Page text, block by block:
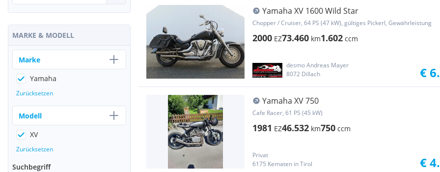
Yamaha XV 1600 Wild Star
Chopper / Cruiser, 64 PS (47 kW), gültiges Pickerl, Gewährleistung
2000 EZ73.460 km1.602 ccm
desmo Andreas Mayer
8072 Dillach
€
Yamaha XV 750
Cafe Racer, 61 PS (45 kW)
1981 EZ46.532 km750 ccm
Privat
6175 Kematen in Tirol
€
MARKE & MODELL
Marke
Yamaha
Zurücksetzen
Modell
XV
Zurücksetzen
Suchbegriff